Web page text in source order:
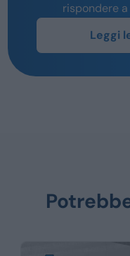
rispondere
Leggi